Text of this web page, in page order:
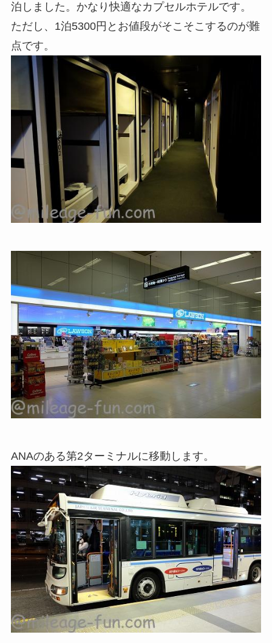
泊しました。かなり快適なカプセルホテルです。
ただし、1泊5300円とお値段がそこそこするのが難
点です。
ANAのある第2ターミナルに移動します。